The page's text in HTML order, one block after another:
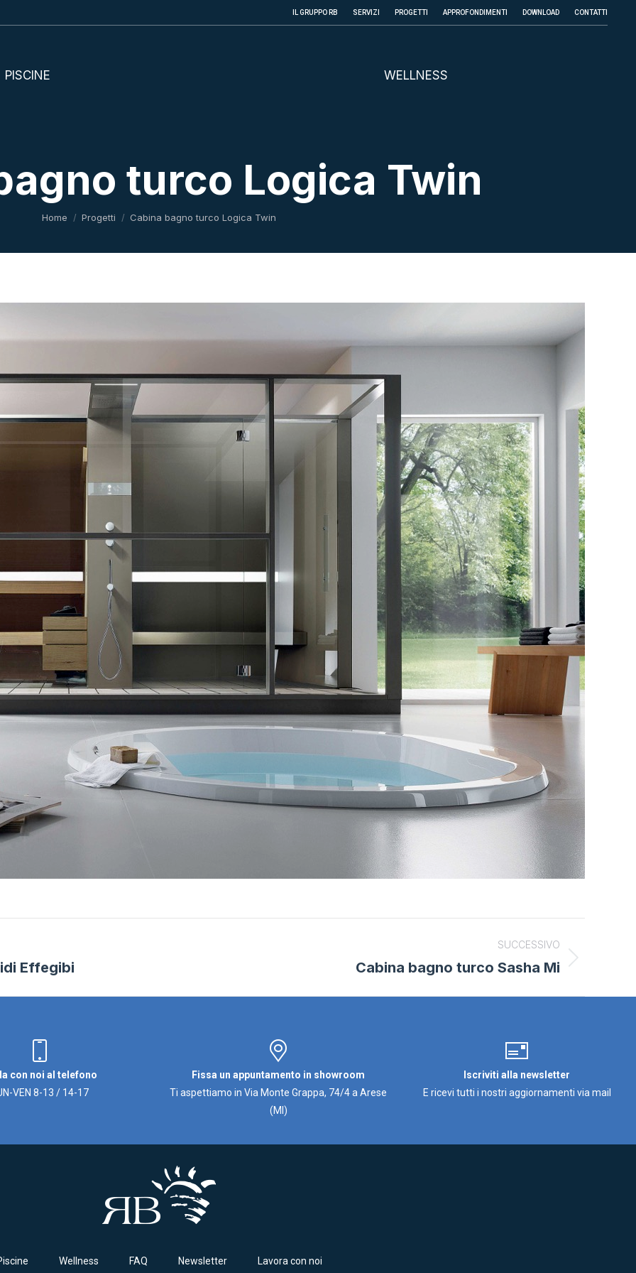
IL GRUPPO RB SERVIZI PROGETTI APPROFONDIMENTI DOWNLOAD CONTATTI
PISCINE WELLNESS
turco Logica Twin
Tu sei qui:
Home Progetti Cabina bagno turco Logica Twin
Effegibi
SUCCESSIVO
Cabina bagno turco Sasha Mi
con noi al telefono
VEN 8-13 / 14-17
Fissa un appuntamento in showroom
Ti aspettiamo in Via Monte Grappa, 74/4 a Arese
(MI)
Iscriviti alla newsletter
E ricevi tutti i nostri aggiornamenti via mail
Wellness FAQ Newsletter Lavora con noi